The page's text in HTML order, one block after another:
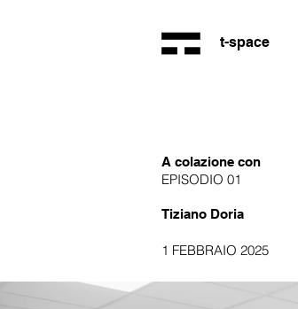
t-space
A colazione con
EPISODIO 01
Tiziano Doria
1 FEBBRAIO 2025